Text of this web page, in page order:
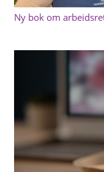
Ny bok om